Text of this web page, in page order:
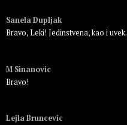
Sanela Dupljak
Bravo, Leki! Jedinstvena, kao i uvek.
M Sinanovic
Bravo!
Lejla Bruncevic